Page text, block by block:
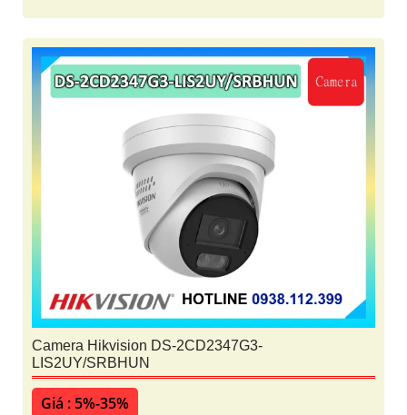
Camera Hikvision DS-2CD2347G3-
LIS2UY/SRBHUN
Giá : 5%-35%